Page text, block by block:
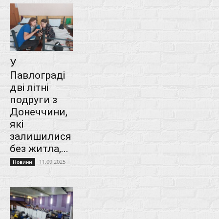
У
Павлограді
дві літні
подруги з
Донеччини,
які
залишилися
без житла,...
Новини 11.09.2025